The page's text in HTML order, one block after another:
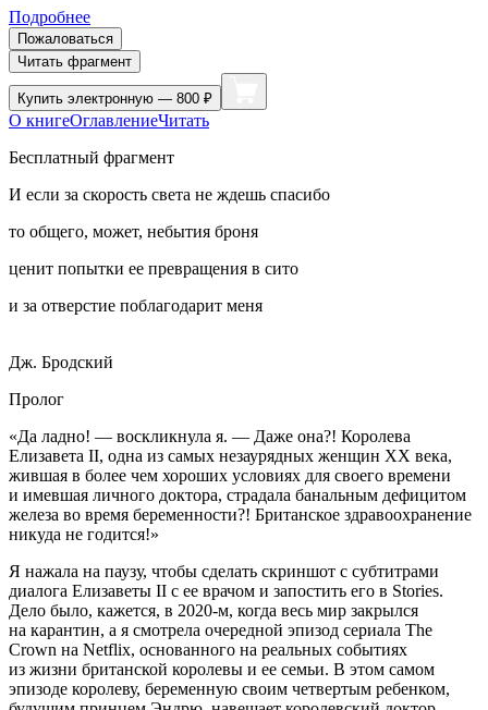
Подробнее
Пожаловаться
Читать фрагмент
Купить электронную — 800 ₽
О книгеОглавлениеЧитать
Бесплатный фрагмент
И если за скорость света не ждешь спасибо
то общего, может, небытия броня
ценит попытки ее превращения в сито
и за отверстие поблагодарит меня
Дж. Бродский
Пролог
«Да ладно! — воскликнула я. — Даже она?! Королева
Елизавета II, одна из самых незаурядных женщин XX века,
жившая в более чем хороших условиях для своего времени
и имевшая личного доктора, страдала банальным дефицитом
железа во время беременности?! Британское здравоохранение
никуда не годится!»
Я нажала на паузу, чтобы сделать скриншот с субтитрами
диалога Елизаветы II с ее врачом и запостить его в Stories.
Дело было, кажется, в 2020-м, когда весь мир закрылся
на карантин, а я смотрела очередной эпизод сериала The
Crown на Netflix, основанного на реальных событиях
из жизни британской королевы и ее семьи. В этом самом
эпизоде королеву, беременную своим четвертым ребенком,